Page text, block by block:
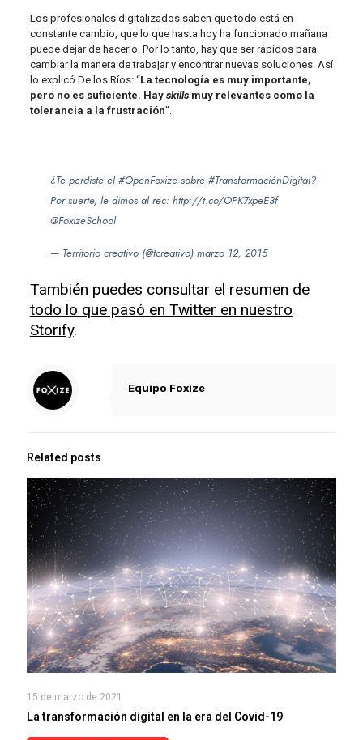
Los profesionales digitalizados saben que todo está en
constante cambio, que lo que hasta hoy ha funcionado mañana
puede dejar de hacerlo. Por lo tanto, hay que ser rápidos para
cambiar la manera de trabajar y encontrar nuevas soluciones. Así
lo explicó De los Ríos: “La tecnología es muy importante,
pero no es suficiente. Hay skillsmuy relevantes como la
tolerancia a la frustración”.
¿Te perdiste el#OpenFoxizesobre #TransformaciónDigital?
Por suerte, le dimos al rec: http://t.co/OPK7xpeE3f
@FoxizeSchool
— Territorio creativo (@tcreativo) marzo 12, 2015
También puedes consultar el resumen de
todo lo que pasó en Twitter en nuestro
Storify.
Equipo Foxize
Related posts
15 de marzo de 2021
La transformación digital en la era del Covid-19